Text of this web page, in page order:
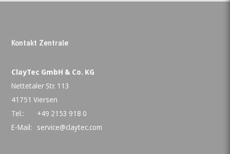
Kontakt Zentrale
ClayTec GmbH & Co. KG
Nettetaler Str. 113
41751 Viersen
Tel.:
+49 2153 918 0
E-Mail:
service@claytec.com